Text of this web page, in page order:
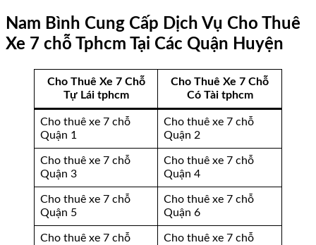
Nam Bình Cung Cấp Dịch Vụ Cho Thuê
Xe 7 chỗ Tphcm Tại Các Quận Huyện
Cho Thuê Xe 7 Chỗ
Tự Lái tphcm
Cho Thuê Xe 7 Chỗ
Có Tài tphcm
Cho thuê xe 7 chỗ
Quận 1
Cho thuê xe 7 chỗ
Quận 2
Cho thuê xe 7 chỗ
Quận 3
Cho thuê xe 7 chỗ
Quận 4
Cho thuê xe 7 chỗ
Quận 5
Cho thuê xe 7 chỗ
Quận 6
Cho thuê xe 7 chỗ
Cho thuê xe 7 chỗ